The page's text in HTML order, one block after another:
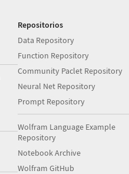
Repositorios
Data Repository
Function Repository
Community Paclet Repository
Neural Net Repository
Prompt Repository
Wolfram Language Example
Repository
Notebook Archive
Wolfram GitHub